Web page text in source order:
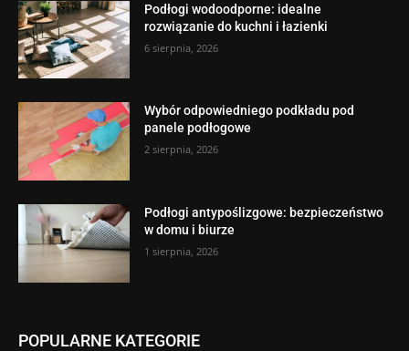
Podłogi wodoodporne: idealne
rozwiązanie do kuchni i łazienki
6 sierpnia, 2026
Wybór odpowiedniego podkładu pod
panele podłogowe
2 sierpnia, 2026
Podłogi antypoślizgowe: bezpieczeństwo
w domu i biurze
1 sierpnia, 2026
POPULARNE KATEGORIE